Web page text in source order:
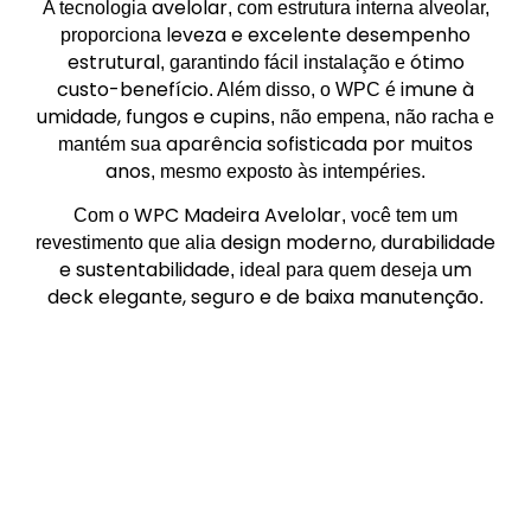
A tecnologia avelolar, com estrutura interna alveolar,
proporciona leveza e excelente desempenho
estrutural, garantindo fácil instalação e ótimo
custo-benefício. Além disso, o WPC é imune à
umidade, fungos e cupins, não empena, não racha e
mantém sua aparência sofisticada por muitos
anos, mesmo exposto às intempéries.
Com o WPC Madeira Avelolar, você tem um
revestimento que alia design moderno, durabilidade
e sustentabilidade, ideal para quem deseja um
deck elegante, seguro e de baixa manutenção.